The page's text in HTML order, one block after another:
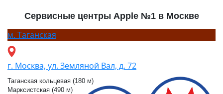
Сервисные центры Apple №1 в Москве
м. Таганская
г. Москва, ул. Земляной Вал, д. 72
Таганская кольцевая (180 м)
Марксистская (490 м)